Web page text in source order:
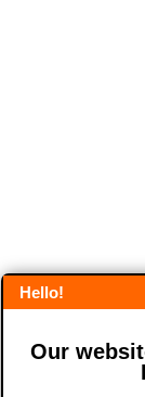
Hello!
Our